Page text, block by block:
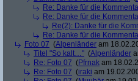
Re: Danke für die
Re: Danke für die
Re(2): Danke für die
Re: Danke für die
Foto 07 (Alpenländer am
Titel "So kalt…" (Alpenländer
Re: Foto 07 (Pfrnak am
Re: Foto 07 (iraki am